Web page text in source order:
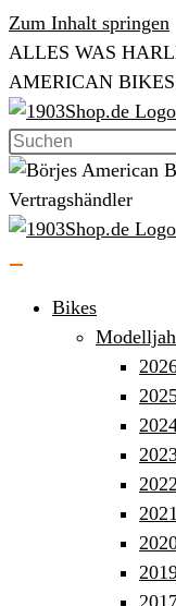
Zum Inhalt springen
ALLES WAS
AMERICAN
Bikes
2022
2021